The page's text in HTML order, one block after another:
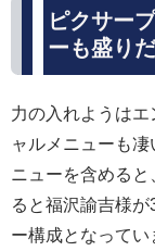
ピクサー
ーも盛り
力の入れようは
ャルメニューも
ニューを含める
ると福沢諭吉様
ー構成となってい